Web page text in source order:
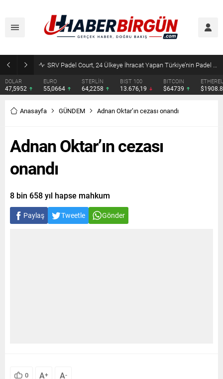
SRV Padel Court, 24 Ülkeye İhracat Yapan Türkiye’nin Padel Kortu Üretim Gücü
DOLAR
47,5952
EURO
55,0664
STERLİN
64,2258
BIST 100
13.676,19
BITCOIN
$64739
Anasayfa GÜNDEM Adnan Oktar’ın cezası onandı
Adnan Oktar’ın cezası
onandı
8 bin 658 yıl hapse mahkum
Paylaş Tweetle Gönder
0 A+ A-